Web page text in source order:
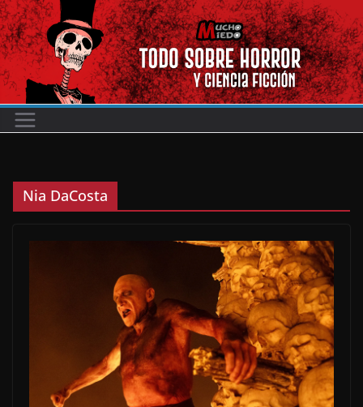
Saltar
al
contenido
Nia DaCosta